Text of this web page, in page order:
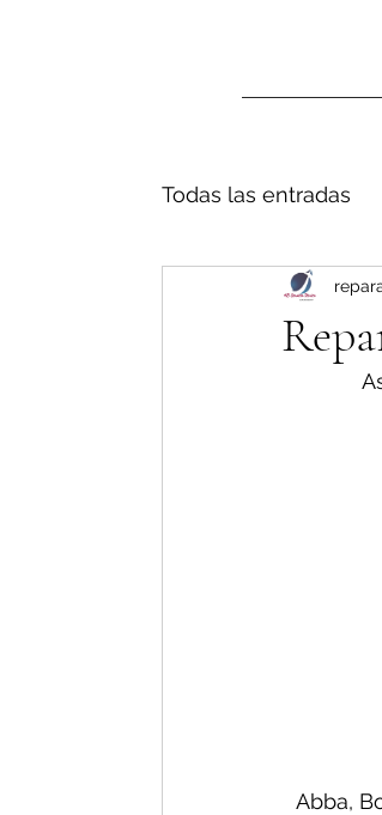
Todas las entradas
Abba,